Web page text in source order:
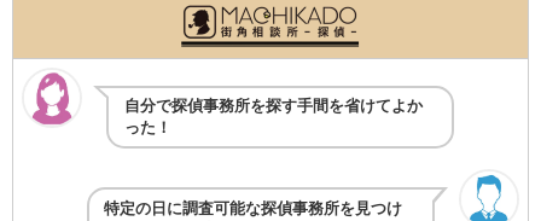
自分で探偵事務所を探す手間を省けてよか
った！
特定の日に調査可能な探偵事務所を見つけ